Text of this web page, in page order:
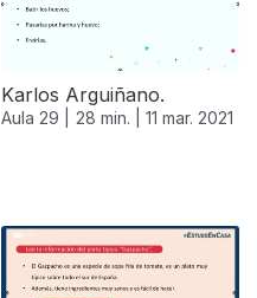
Karlos Arguiñano.
Aula 29 | 28 min. | 11 mar. 2021